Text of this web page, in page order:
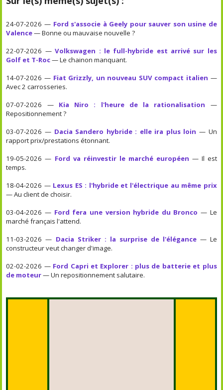
24-07-2026 — Ford s'associe à Geely pour sauver son usine de
Valence— Bonne ou mauvaise nouvelle ?
22-07-2026 —Volkswagen : le full-hybride est arrivé sur les
Golf et T-Roc— Le chainon manquant.
14-07-2026 — Fiat Grizzly, un nouveau SUV compact italien —
Avec 2 carrosseries.
07-07-2026 — Kia Niro : l'heure de la rationalisation —
Repositionnement ?
03-07-2026 — Dacia Sandero hybride : elle ira plus loin — Un
rapport prix/prestations étonnant.
19-05-2026 — Ford va réinvestir le marché européen — Il est
temps.
18-04-2026 — Lexus ES : l'hybride et l'électrique au même prix
— Au client de choisir.
03-04-2026 — Ford fera une version hybride du Bronco — Le
marché français l'attend.
11-03-2026 — Dacia Striker : la surprise de l'élégance— Le
constructeur veut changer d'image.
02-02-2026 — Ford Capri et Explorer : plus de batterie et plus
de moteur— Un repositionnement salutaire.